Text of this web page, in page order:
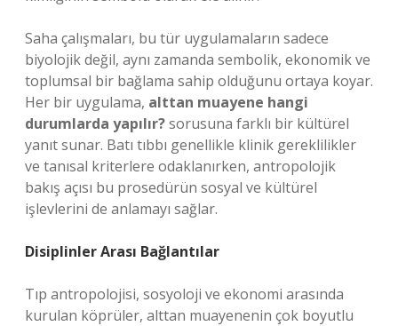
Saha çalışmaları, bu tür uygulamaların sadece
biyolojik değil, aynı zamanda sembolik, ekonomik ve
toplumsal bir bağlama sahip olduğunu ortaya koyar.
Her bir uygulama, alttan muayene hangi
durumlarda yapılır?sorusuna farklı bir kültürel
yanıt sunar. Batı tıbbı genellikle klinik gereklilikler
ve tanısal kriterlere odaklanırken, antropolojik
bakış açısı bu prosedürün sosyal ve kültürel
işlevlerini de anlamayı sağlar.
Disiplinler Arası Bağlantılar
Tıp antropolojisi, sosyoloji ve ekonomi arasında
kurulan köprüler, alttan muayenenin çok boyutlu